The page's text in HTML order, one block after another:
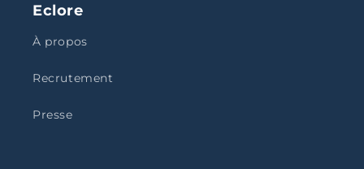
Eclore
À propos
Recrutement
Presse